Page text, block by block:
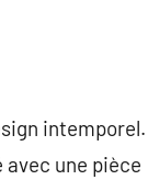
intemporel.
avec une pièce